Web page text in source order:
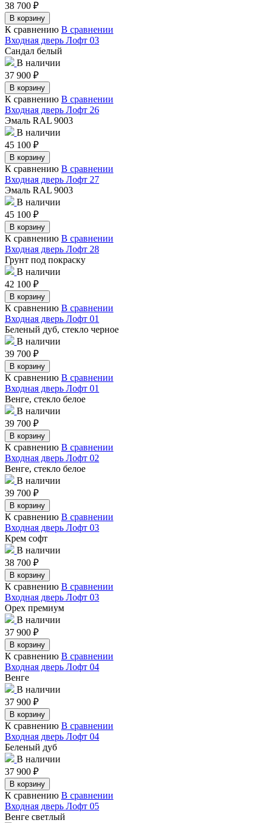
38 700 ₽
В корзину
К сравнению В сравнении
Входная дверь Лофт 03
Сандал белый
В наличии
37 900 ₽
В корзину
К сравнению В сравнении
Входная дверь Лофт 26
Эмаль RAL 9003
В наличии
45 100 ₽
В корзину
К сравнению В сравнении
Входная дверь Лофт 27
Эмаль RAL 9003
В наличии
45 100 ₽
В корзину
К сравнению В сравнении
Входная дверь Лофт 28
Грунт под покраску
В наличии
42 100 ₽
В корзину
К сравнению В сравнении
Входная дверь Лофт 01
Беленый дуб, стекло черное
В наличии
39 700 ₽
В корзину
К сравнению В сравнении
Входная дверь Лофт 01
Венге, стекло белое
В наличии
39 700 ₽
В корзину
К сравнению В сравнении
Входная дверь Лофт 02
Венге, стекло белое
В наличии
39 700 ₽
В корзину
К сравнению В сравнении
Входная дверь Лофт 03
Крем софт
В наличии
38 700 ₽
В корзину
К сравнению В сравнении
Входная дверь Лофт 03
Орех премиум
В наличии
37 900 ₽
В корзину
К сравнению В сравнении
Входная дверь Лофт 04
Венге
В наличии
37 900 ₽
В корзину
К сравнению В сравнении
Входная дверь Лофт 04
Беленый дуб
В наличии
37 900 ₽
В корзину
К сравнению В сравнении
Входная дверь Лофт 05
Венге светлый